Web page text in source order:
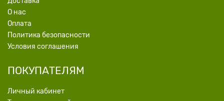
О нас
Оплата
Политика безопасности
Условия соглашения
ПОКУПАТЕЛЯМ
Личный кабинет